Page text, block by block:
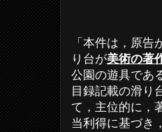
「本件は，原
り台が美術の著
公園の遊具であ
目録記載の滑り
て，主位的に，
当利得に基づき，